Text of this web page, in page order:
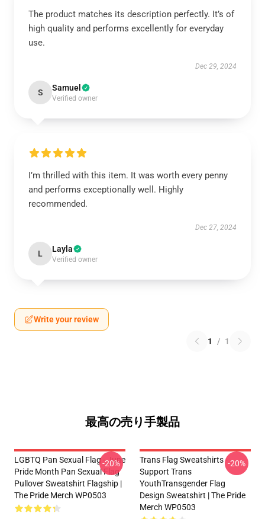
The product matches its description perfectly. It’s of
high quality and performs excellently for everyday
use.
Dec 29, 2024
S Samuel
Verified owner
I’m thrilled with this item. It was worth every penny
and performs exceptionally well. Highly
recommended.
Dec 27, 2024
L Layla
Verified owner
Write your review
1 / 1
最高の売り手製品
LGBTQ Pan Sexual Flag - June
Pride Month Pan Sexual Flag
Pullover Sweatshirt Flagship |
The Pride Merch WP0503
-20%
Trans Flag Sweatshirts -
Support Trans
YouthTransgender Flag
Design Sweatshirt | The Pride
Merch WP0503
-20%